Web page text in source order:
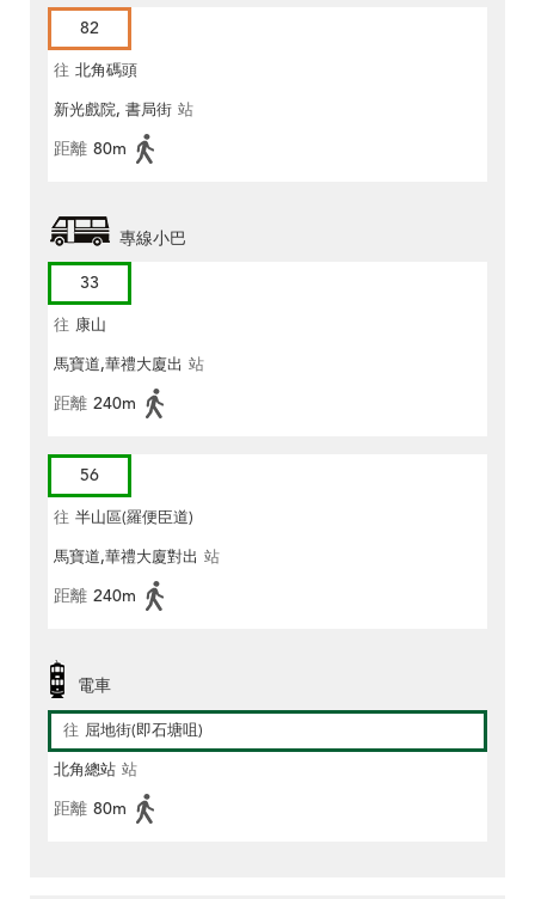
82
往 北角碼頭
新光戲院, 書局街 站
距離 80m
專線小巴
33
往 康山
馬寶道,華禮大廈出 站
距離 240m
56
往 半山區(羅便臣道)
馬寶道,華禮大廈對出 站
距離 240m
電車
往 屈地街(即石塘咀)
北角總站 站
距離 80m